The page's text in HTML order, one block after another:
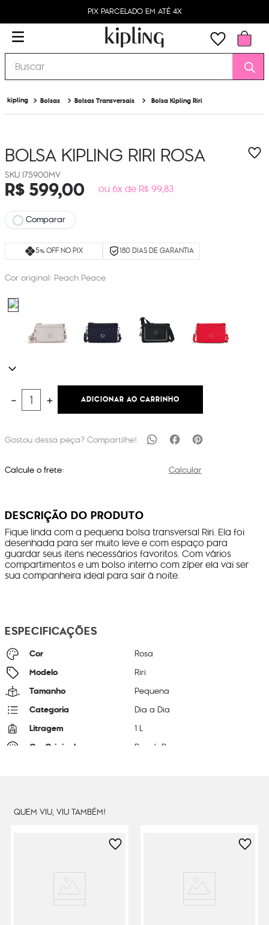
PIX PARCELADO EM ATÉ 4X
Buscar
Bolsas Bolsas Transversais Bolsa Kipling Riri
BOLSA KIPLING RIRI ROSA
I75900MV
R$599,00 ou 6x de R$ 99,83
Comparar
5% OFF NO PIX 180 DIAS DE GARANTIA
Cor original: Peach Peace
＋
－ ADICIONAR AO CARRINHO
Calcule o frete: Calcular
DESCRIÇÃO DO PRODUTO
Fique linda com a pequena bolsa transversal Riri. Ela foi
desenhada para ser muito leve e com espaço para
guardar seus itens necessários favoritos. Com vários
compartimentos e um bolso interno com zíper ela vai ser
sua companheira ideal para sair à noite.
ESPECIFICAÇÕES
Cor Rosa
Modelo Riri
Tamanho Pequena
Categoria Dia a Dia
Litragem 1 L
Cor Original Peach Peace
QUEM VIU, VIU TAMBÉM!